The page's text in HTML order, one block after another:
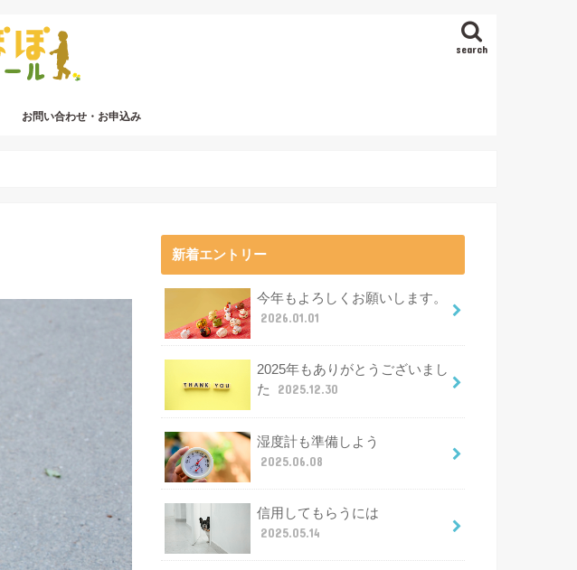
search
お問い合わせ・お申込み
新着エントリー
今年もよろしくお願いします。
2026.01.01
2025年もありがとうございまし
た
2025.12.30
湿度計も準備しよう
2025.06.08
信用してもらうには
2025.05.14